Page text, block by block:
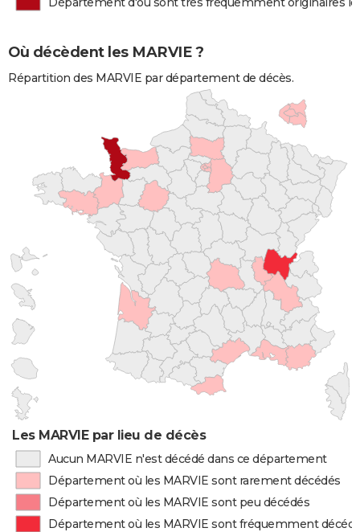
Où décèdent les MARVIE ?
Répartition des MARVIE par département de décès.
Les MARVIE par lieu de décès
Aucun MARVIE n'est décédé dans ce département
Département où les MARVIE sont rarement décédés
Département où les MARVIE sont peu décédés
Département où les MARVIE sont fréquemment